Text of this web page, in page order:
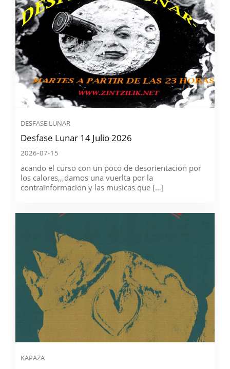
DESFASE LUNAR
Desfase Lunar 14 Julio 2026
2026-07-15
acando el curso con un poco de desorientacion por
los calores,,,damos una vuerlta por la
contrainformacion y las musicas que […]
KAPAZA